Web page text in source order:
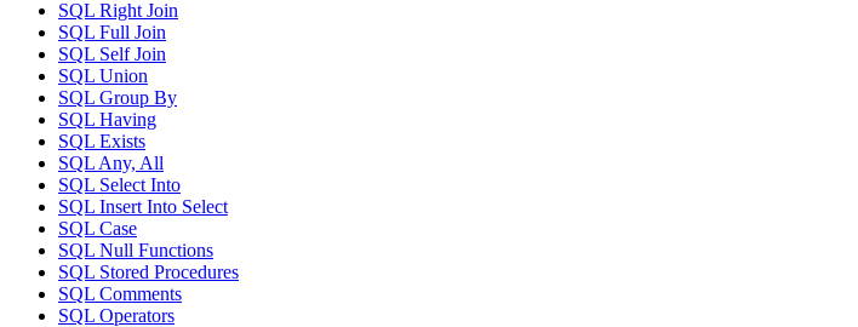
SQL Right Join
SQL Full Join
SQL Self Join
SQL Union
SQL Group By
SQL Having
SQL Exists
SQL Any, All
SQL Select Into
SQL Insert Into Select
SQL Case
SQL Null Functions
SQL Stored Procedures
SQL Comments
SQL Operators